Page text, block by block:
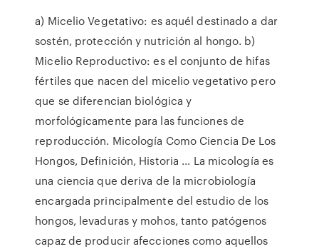
a) Micelio Vegetativo: es aquél destinado a dar
sostén, protección y nutrición al hongo. b)
Micelio Reproductivo: es el conjunto de hifas
fértiles que nacen del micelio vegetativo pero
que se diferencian biológica y
morfológicamente para las funciones de
reproducción. Micología Como Ciencia De Los
Hongos, Definición, Historia ... La micología es
una ciencia que deriva de la microbiología
encargada principalmente del estudio de los
hongos, levaduras y mohos, tanto patógenos
capaz de producir afecciones como aquellos